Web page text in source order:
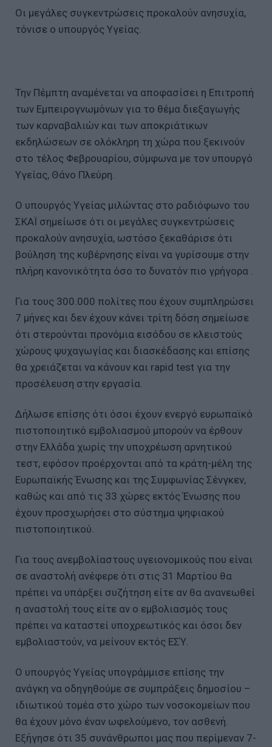
Οι μεγάλες συγκεντρώσεις προκαλούν ανησυχία,
τόνισε ο υπουργός Υγείας.
Την Πέμπτη αναμένεται να αποφασίσει η Επιτροπή
των Εμπειρογνωμόνων για το θέμα διεξαγωγής
των καρναβαλιών και των αποκριάτικων
εκδηλώσεων σε ολόκληρη τη χώρα που ξεκινούν
στο τέλος Φεβρουαρίου, σύμφωνα με τον υπουργό
Υγείας, Θάνο Πλεύρη.
Ο υπουργός Υγείας μιλώντας στο ραδιόφωνο του
ΣΚΑΪ σημείωσε ότι οι μεγάλες συγκεντρώσεις
προκαλούν ανησυχία, ωστόσο ξεκαθάρισε ότι
βούληση της κυβέρνησης είναι να γυρίσουμε στην
πλήρη κανονικότητα όσο το δυνατόν πιο γρήγορα .
Για τους 300.000 πολίτες που έχουν συμπληρώσει
7 μήνες και δεν έχoυν κάνει τρίτη δόση σημείωσε
ότι στερούνται προνόμια εισόδου σε κλειστούς
χώρους ψυχαγωγίας και διασκέδασης και επίσης
θα χρειάζεται να κάνουν και rapid test για την
προσέλευση στην εργασία.
Δήλωσε επίσης ότι όσοι έχουν ενεργό ευρωπαϊκό
πιστοποιητικό εμβολιασμού μπορούν να έρθουν
στην Ελλάδα χωρίς την υποχρέωση αρνητικού
τεστ, εφόσον προέρχονται από τα κράτη-μέλη της
Ευρωπαϊκής Ένωσης και της Συμφωνίας Σένγκεν,
καθώς και από τις 33 χώρες εκτός Ένωσης που
έχουν προσχωρήσει στο σύστημα ψηφιακού
πιστοποιητικού.
Για τους ανεμβολίαστους υγειονομικούς που είναι
σε αναστολή ανέφερε ότι στις 31 Μαρτίου θα
πρέπει να υπάρξει συζήτηση είτε αν θα ανανεωθεί
η αναστολή τους είτε αν ο εμβολιασμός τους
πρέπει να καταστεί υποχρεωτικός και όσοι δεν
εμβολιαστούν, να μείνουν εκτός ΕΣΎ.
Ο υπουργός Υγείας υπογράμμισε επίσης την
ανάγκη να οδηγηθούμε σε συμπράξεις δημοσίου –
ιδιωτικού τομέα στο χώρο των νοσοκομείων που
θα έχουν μόνο έναν ωφελούμενο, τον ασθενή.
Εξήγησε ότι 35 συνάνθρωποι μας που περίμεναν 7-